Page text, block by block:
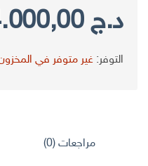
السعر
الأصلي
د.ج4.000,00
التوفر:غير متوفر في المخزون
مراجعات (0)